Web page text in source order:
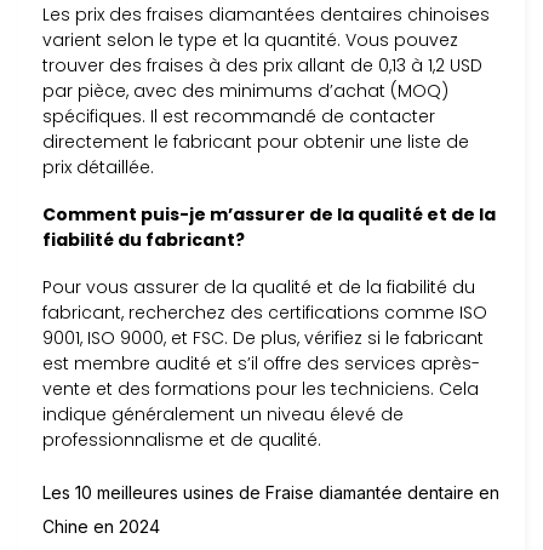
Les prix des fraises diamantées dentaires chinoises
varient selon le type et la quantité. Vous pouvez
trouver des fraises à des prix allant de 0,13 à 1,2 USD
par pièce, avec des minimums d’achat (MOQ)
spécifiques. Il est recommandé de contacter
directement le fabricant pour obtenir une liste de
prix détaillée.
Comment puis-je m’assurer de la qualité et de la
fiabilité du fabricant?
Pour vous assurer de la qualité et de la fiabilité du
fabricant, recherchez des certifications comme ISO
9001, ISO 9000, et FSC. De plus, vérifiez si le fabricant
est membre audité et s’il offre des services après-
vente et des formations pour les techniciens. Cela
indique généralement un niveau élevé de
professionnalisme et de qualité.
Les 10 meilleures usines de Fraise diamantée dentaire en
Chine en 2024